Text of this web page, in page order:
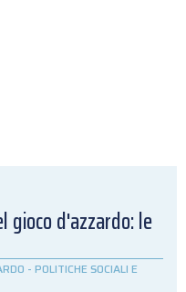
gioco d'azzardo: le
- POLITICHE SOCIALI E